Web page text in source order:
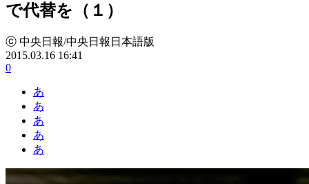
で代替を（１）
ⓒ 中央日報/中央日報日本語版
2015.03.16 16:41
0
あ
あ
あ
あ
あ